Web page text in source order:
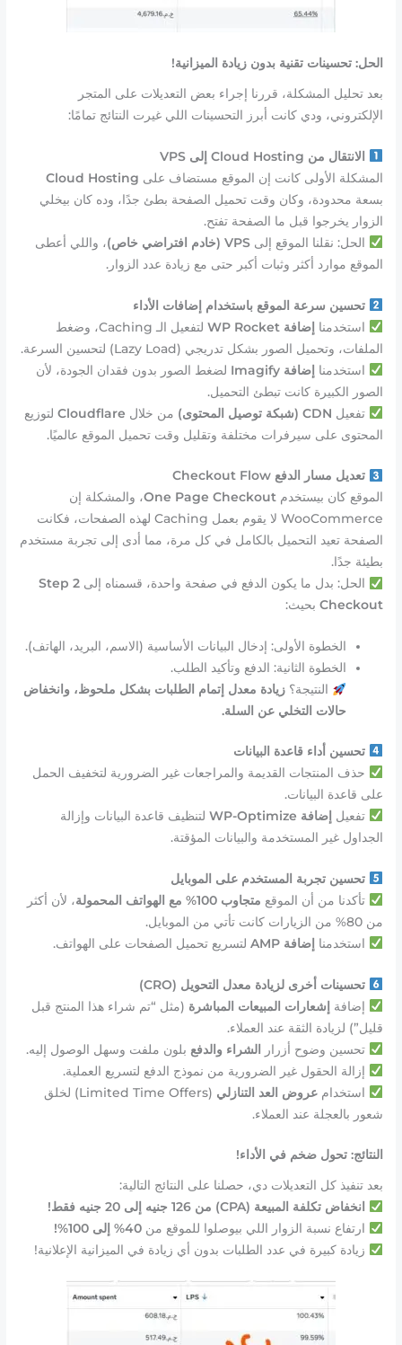
الحل: تحسينات تقنية بدون زيادة الميزانية!
بعد تحليل المشكلة، قررنا إجراء بعض التعديلات على المتجر
الإلكتروني، ودي كانت أبرز التحسينات اللي غيرت النتائج تمامًا:
الانتقال من Cloud Hosting إلى VPS
المشكلة الأولى كانت إن الموقع مستضاف على Cloud Hosting
بسعة محدودة، وكان وقت تحميل الصفحة بطئ جدًا، وده كان بيخلي
الزوار يخرجوا قبل ما الصفحة تفتح.
الحل: نقلنا الموقع إلى VPS (خادم افتراضي خاص)
، واللي أعطى
الموقع موارد أكثر وثبات أكبر حتى مع زيادة عدد الزوار.
تحسين سرعة الموقع باستخدام إضافات الأداء
استخدمنا إضافة WP Rocket
لتفعيل الـ Caching، وضغط
الملفات، وتحميل الصور بشكل تدريجي (Lazy Load) لتحسين السرعة.
استخدمنا إضافة Imagify
لضغط الصور بدون فقدان الجودة، لأن
الصور الكبيرة كانت تبطئ التحميل.
تفعيل CDN (شبكة توصيل المحتوى) من خلال Cloudflareلتوزيع
المحتوى على سيرفرات مختلفة وتقليل وقت تحميل الموقع عالميًا.
تعديل مسار الدفع Checkout Flow
الموقع كان بيستخدمOne Page Checkout، والمشكلة إن
WooCommerce لا يقوم بعمل Caching لهذه الصفحات، فكانت
الصفحة تعيد التحميل بالكامل في كل مرة، مما أدى إلى تجربة مستخدم
بطيئة جدًا.
الحل: بدل ما يكون الدفع في صفحة واحدة، قسمناه إلى
2 Step
Checkout بحيث:
الخطوة الأولى: إدخال البيانات الأساسية (الاسم، البريد، الهاتف).
الخطوة الثانية: الدفع وتأكيد الطلب.
النتيجة؟ زيادة معدل إتمام الطلبات بشكل ملحوظ، وانخفاض
حالات التخلي عن السلة.
تحسين أداء قاعدة البيانات
حذف المنتجات القديمة والمراجعات غير الضرورية لتخفيف الحمل
على قاعدة البيانات.
تفعيل إضافة WP-Optimize
لتنظيف قاعدة البيانات وإزالة
الجداول غير المستخدمة والبيانات المؤقتة.
تحسين تجربة المستخدم على الموبايل
تأكدنا من أن الموقع متجاوب 100% مع الهواتف المحمولة
، لأن أكثر
من 80% من الزيارات كانت تأتي من الموبايل.
استخدمنا إضافة AMP لتسريع تحميل الصفحات على الهواتف.
تحسينات أخرى لزيادة معدل التحويل (CRO)
إضافة إشعارات المبيعات المباشرة (مثل “تم شراء هذا المنتج قبل
قليل”) لزيادة الثقة عند العملاء.
تحسين وضوح أزرار الشراء والدفع بلون ملفت وسهل الوصول إليه.
إزالة الحقول غير الضرورية من نموذج الدفع لتسريع العملية.
استخدام عروض العد التنازلي
(Limited Time Offers) لخلق
شعور بالعجلة عند العملاء.
النتائج: تحول ضخم في الأداء!
بعد تنفيذ كل التعديلات دي، حصلنا على النتائج التالية:
انخفاض تكلفة المبيعة (CPA) من 126 جنيه إلى 20 جنيه فقط!
ارتفاع نسبة الزوار اللي بيوصلوا للموقع من 40% إلى 100%!
زيادة كبيرة في عدد الطلبات بدون أي زيادة في الميزانية الإعلانية!